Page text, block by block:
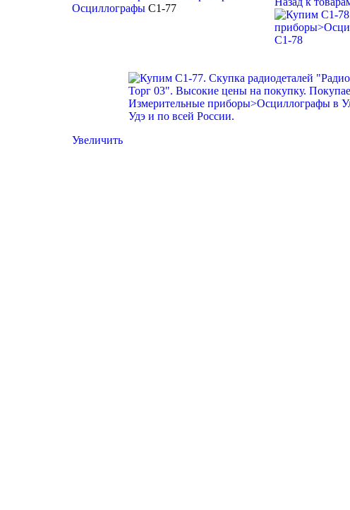
Осциллографы C1-77
C1-78
Увеличить